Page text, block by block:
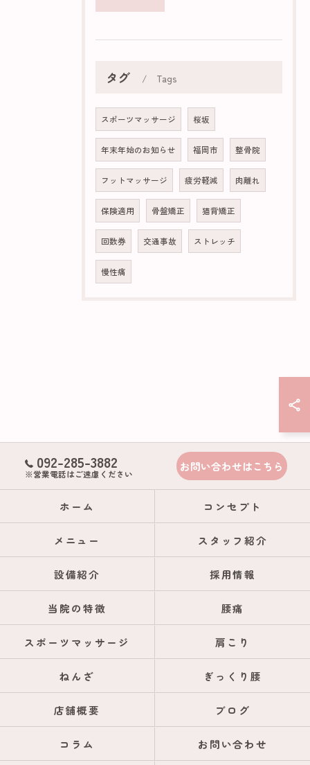
タグ Tags
スポーツマッサージ 桜坂
年末年始のお知らせ 福岡市 整骨院
フットマッサージ 疲労軽減 肉離れ
保険適用 骨盤矯正 猫背矯正
回数券 交通事故 ストレッチ
慢性痛
092-285-3882
※営業電話はご遠慮ください
お問い合わせはこちら
ホーム コンセプト
メニュー スタッフ紹介
設備紹介 採用情報
当院の特徴 腰痛
スポーツマッサージ 肩こり
ねんざ ぎっくり腰
店舗概要 ブログ
コラム お問い合わせ